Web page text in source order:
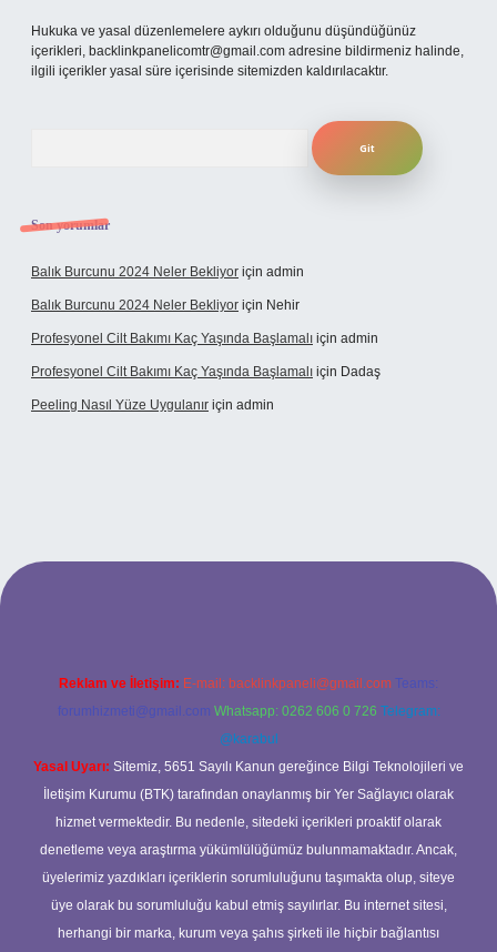
Hukuka ve yasal düzenlemelere aykırı olduğunu düşündüğünüz
içerikleri, backlinkpanelicomtr@gmail.com adresine bildirmeniz halinde,
ilgili içerikler yasal süre içerisinde sitemizden kaldırılacaktır.
Son yorumlar
Balık Burcunu 2024 Neler Bekliyor için admin
Balık Burcunu 2024 Neler Bekliyor için Nehir
Profesyonel Cilt Bakımı Kaç Yaşında Başlamalı için admin
Profesyonel Cilt Bakımı Kaç Yaşında Başlamalı için Dadaş
Peeling Nasıl Yüze Uygulanır için admin
Reklam ve İletişim: E-mail: backlinkpaneli@gmail.com Teams:
forumhizmeti@gmail.com Whatsapp: 0262 606 0 726 Telegram:
@karabul
Yasal Uyarı: Sitemiz, 5651 Sayılı Kanun gereğince Bilgi Teknolojileri ve
İletişim Kurumu (BTK) tarafından onaylanmış bir Yer Sağlayıcı olarak
hizmet vermektedir. Bu nedenle, sitedeki içerikleri proaktif olarak
denetleme veya araştırma yükümlülüğümüz bulunmamaktadır. Ancak,
üyelerimiz yazdıkları içeriklerin sorumluluğunu taşımakta olup, siteye
üye olarak bu sorumluluğu kabul etmiş sayılırlar. Bu internet sitesi,
herhangi bir marka, kurum veya şahıs şirketi ile hiçbir bağlantısı